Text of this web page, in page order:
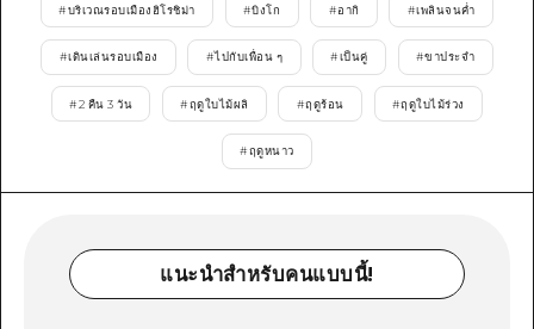
ดาวน์โหลดรูปภาพ
ข้อมูลการขนส่งระหว่างเกิดภัยพิบัติ
#บริเวณรอบเมืองฮิโรชิม่า #บิงโก #อากิ #เพลินจนค่ำ
#เดินเล่นรอบเมือง #ไปกับเพื่อน ๆ #เป็นคู่ #ขาประจำ
#2 คืน 3 วัน #ฤดูใบไม้ผลิ #ฤดูร้อน #ฤดูใบไม้ร่วง
#ฤดูหนาว
แนะนำสำหรับคนแบบนี้!